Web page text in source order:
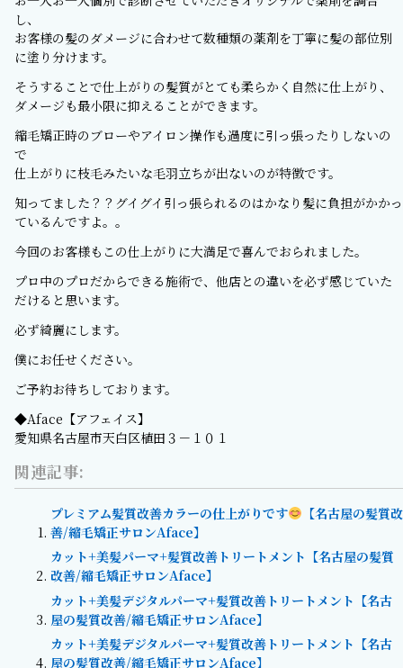
し、
お客様の髪のダメージに合わせて数種類の薬剤を丁寧に髪の部位別
に塗り分けます。
そうすることで仕上がりの髪質がとても柔らかく自然に仕上がり、
ダメージも最小限に抑えることができます。
縮毛矯正時のブローやアイロン操作も過度に引っ張ったりしないの
で
仕上がりに枝毛みたいな毛羽立ちが出ないのが特徴です。
知ってました？？グイグイ引っ張られるのはかなり髪に負担がかかっ
ているんですよ。。
今回のお客様もこの仕上がりに大満足で喜んでおられました。
プロ中のプロだからできる施術で、他店との違いを必ず感じていた
だけると思います。
必ず綺麗にします。
僕にお任せください。
ご予約お待ちしております。
◆Aface【アフェイス】
愛知県名古屋市天白区植田３－１０１
関連記事:
プレミアム髪質改善カラーの仕上がりです
【名古屋の髪質改
善/縮毛矯正サロンAface】
カット+美髪パーマ+髪質改善トリートメント【名古屋の髪質
改善/縮毛矯正サロンAface】
カット+美髪デジタルパーマ+髪質改善トリートメント【名古
屋の髪質改善/縮毛矯正サロンAface】
カット+美髪デジタルパーマ+髪質改善トリートメント【名古
屋の髪質改善/縮毛矯正サロンAface】